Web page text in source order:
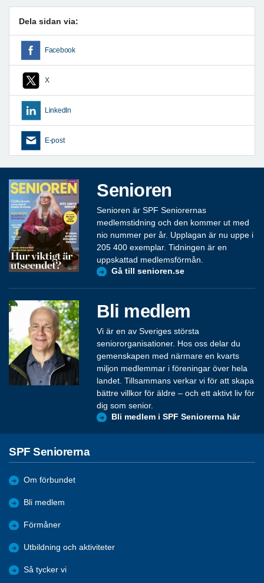
Dela sidan via:
Facebook
X
LinkedIn
E-post
Senioren
Senioren är SPF Seniorernas
medlemstidning och den kommer ut med
nio nummer per år. Upplagan är nu uppe i
205 400 exemplar. Tidningen är en
uppskattad medlemsförmån.
Gå till senioren.se
Bli medlem
Vi är en av Sveriges största
seniororganisationer. Hos oss delar du
gemenskapen med närmare en kvarts
miljon medlemmar i föreningar över hela
landet. Tillsammans verkar vi för att skapa
bättre villkor för äldre – och ett aktivt liv för
dig som senior.
Bli medlem i SPF Seniorerna här
SPF Seniorerna
Om förbundet
Bli medlem
Förmåner
Utbildning och aktiviteter
Så tycker vi